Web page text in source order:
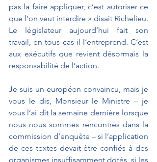
pas la faire appliquer, c’est autoriser ce
que l’on veut interdire » disait Richelieu.
Le législateur aujourd’hui fait son
travail, en tous cas il l’entreprend. C’est
aux exécutifs que revient désormais la
responsabilité de l’action.
Je suis un européen convaincu, mais je
vous le dis, Monsieur le Ministre – je
vous l’ai dit la semaine dernière lorsque
nous nous sommes rencontrés dans la
commission d’enquête – si l’application
de ces textes devait être confiés à des
organismes insuffisamment dotés, si les